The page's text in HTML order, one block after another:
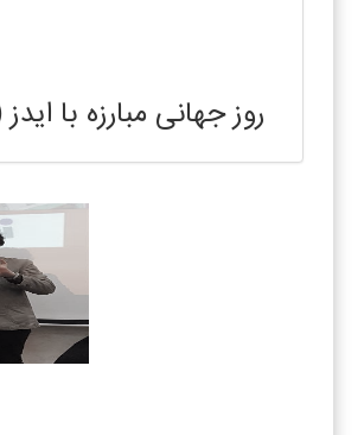
روز جهانی مبارزه با ایدز (HIV)